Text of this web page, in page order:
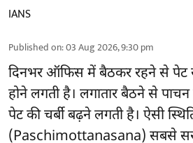
IANS
Published on:03 Aug 2026, 9:30 pm
दिनभर ऑफिस में बैठकर रहने से पेट
होने लगती है। लगातार बैठने से पाचन
पेट की चर्बी बढ़ने लगती है। ऐसी
(Paschimottanasana) सबसे